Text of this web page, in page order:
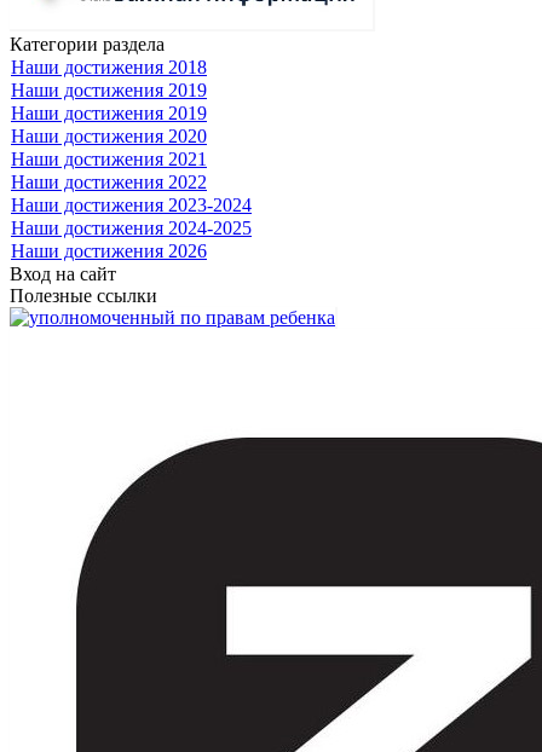
Категории раздела
Наши достижения 2018
Наши достижения 2019
Наши достижения 2019
Наши достижения 2020
Наши достижения 2021
Наши достижения 2022
Наши достижения 2023-2024
Наши достижения 2024-2025
Наши достижения 2026
Вход на сайт
Полезные ссылки